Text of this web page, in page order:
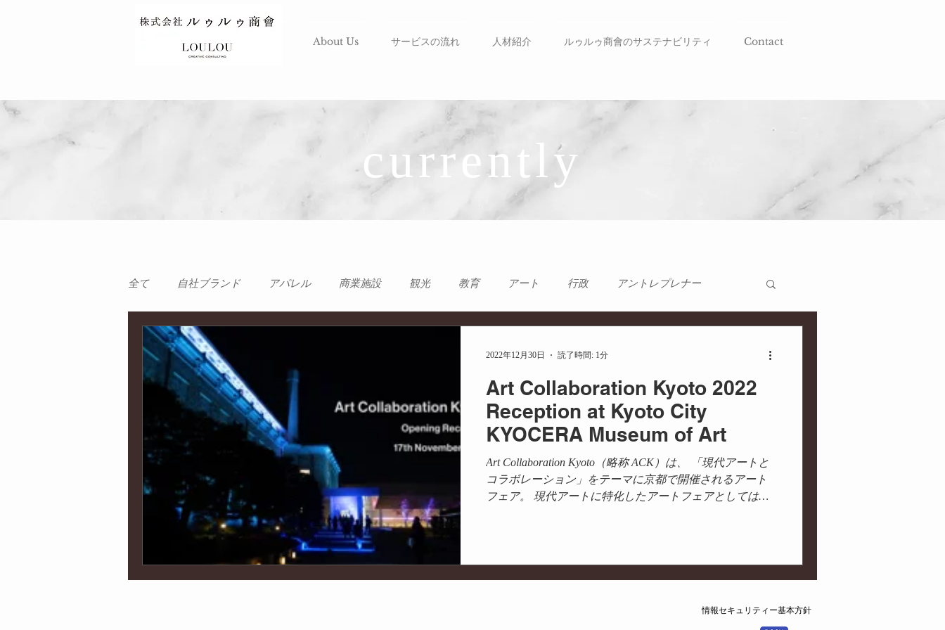
About Us サービスの流れ 人材紹介 ルゥルゥ商會のサステナビリティ Contact
currently
全て 自社ブランド アパレル 商業施設 観光 教育 アート 行政 アントレプレナー
インポート
オウンドメディア制作 コーディネート サステナビリティ 持続可能 プロデュース
イベント
Art Collaboration Kyoto 2022
Reception at Kyoto City
KYOCERA Museum of Art
Art Collaboration Kyoto（略称 ACK）は、 「現代アートと
コラボレーション」をテーマに京都で開催されるアート
フェア。 現代アートに特化したアートフェアとしては、
2022年12月30日 読了時間: 1分
情報セキュリティー基本方針